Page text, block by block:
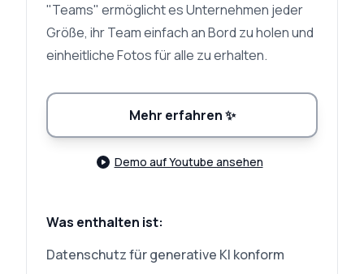
"Teams" ermöglicht es Unternehmen jeder
Größe, ihr Team einfach an Bord zu holen und
einheitliche Fotos für alle zu erhalten.
Mehr erfahren✨
Demo auf Youtube ansehen
Was enthalten ist:
Datenschutz für generative KI konform